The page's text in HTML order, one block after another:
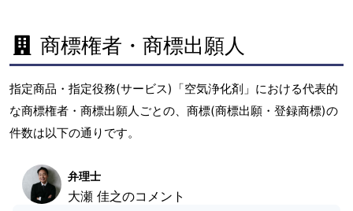
商標権者・商標出願人
指定商品・指定役務(サービス)「空気浄化剤」における代表的
な商標権者・商標出願人ごとの、商標(商標出願・登録商標)の
件数は以下の通りです。
弁理士
大瀬 佳之のコメント